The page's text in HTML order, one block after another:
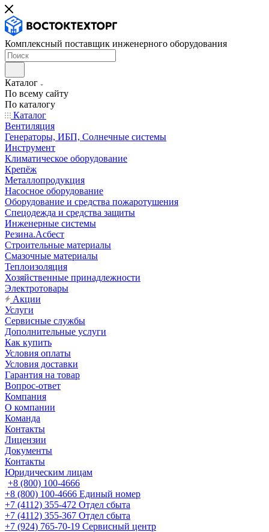
Комплексный поставщик инженерного оборудования
Каталог
По всему сайту
По каталогу
Каталог
Вентиляция
Генераторы, ИБП, Солнечные системы
Инструмент
Климатическое оборудование
Крепёж
Металлопродукция
Насосное оборудование
Оборудование и средства пожаротушения
Спецодежда и средства защиты
Инженерные системы
Резина.Асбест
Строительные материалы
Смазочные материалы
Теплоизоляция
Хозяйственные принадлежности
Электротовары
Акции
Услуги
Сервисные службы
Дополнительные услуги
Как купить
Условия оплаты
Условия доставки
Гарантия на товар
Вопрос-ответ
Компания
О компании
Команда
Контакты
Лицензии
Документы
Контакты
Юридическим лицам
+8 (800) 100-4666
+8 (800) 100-4666 Единый номер
+7 (4112) 355-472 Отдел сбыта
+7 (4112) 355-367 Отдел сбыта
+7 (924) 765-70-19 Сервисный центр